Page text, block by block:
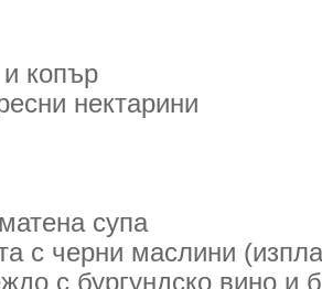
копър
нектарини
супа
с черни маслини
с бургундско вино и